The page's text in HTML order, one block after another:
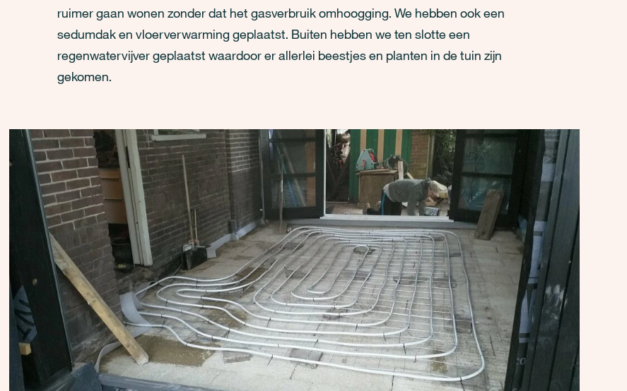
ruimer gaan wonen zonder dat het gasverbruik omhoogging. We hebben ook een
sedumdak en vloerverwarming geplaatst. Buiten hebben we ten slotte een
regenwatervijver geplaatst waardoor er allerlei beestjes en planten in de tuin zijn
gekomen.